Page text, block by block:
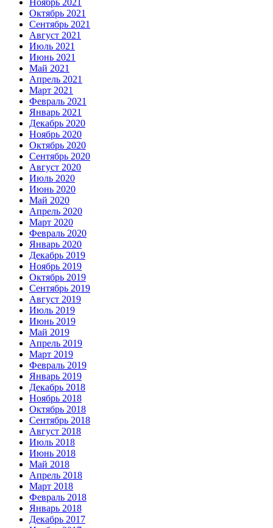
Октябрь 2021
Сентябрь 2021
Август 2021
Июль 2021
Июнь 2021
Май 2021
Апрель 2021
Март 2021
Февраль 2021
Январь 2021
Декабрь 2020
Ноябрь 2020
Октябрь 2020
Сентябрь 2020
Август 2020
Июль 2020
Июнь 2020
Май 2020
Апрель 2020
Март 2020
Февраль 2020
Январь 2020
Декабрь 2019
Ноябрь 2019
Октябрь 2019
Сентябрь 2019
Август 2019
Июль 2019
Июнь 2019
Май 2019
Апрель 2019
Март 2019
Февраль 2019
Январь 2019
Декабрь 2018
Ноябрь 2018
Октябрь 2018
Сентябрь 2018
Август 2018
Июль 2018
Июнь 2018
Май 2018
Апрель 2018
Март 2018
Февраль 2018
Январь 2018
Декабрь 2017